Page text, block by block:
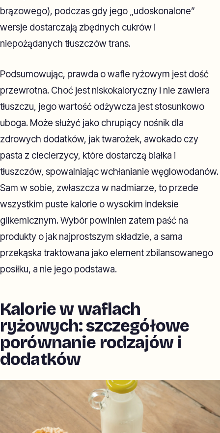
brązowego), podczas gdy jego „udoskonalone”
wersje dostarczają zbędnych cukrów i
niepożądanych tłuszczów trans.
Podsumowując, prawda o wafle ryżowym jest dość
przewrotna. Choć jest niskokaloryczny i nie zawiera
tłuszczu, jego wartość odżywcza jest stosunkowo
uboga. Może służyć jako chrupiący nośnik dla
zdrowych dodatków, jak twarożek, awokado czy
pasta z ciecierzycy, które dostarczą białka i
tłuszczów, spowalniając wchłanianie węglowodanów.
Sam w sobie, zwłaszcza w nadmiarze, to przede
wszystkim puste kalorie o wysokim indeksie
glikemicznym. Wybór powinien zatem paść na
produkty o jak najprostszym składzie, a sama
przekąska traktowana jako element zbilansowanego
posiłku, a nie jego podstawa.
Kalorie w waflach
ryżowych: szczegółowe
porównanie rodzajów i
dodatków